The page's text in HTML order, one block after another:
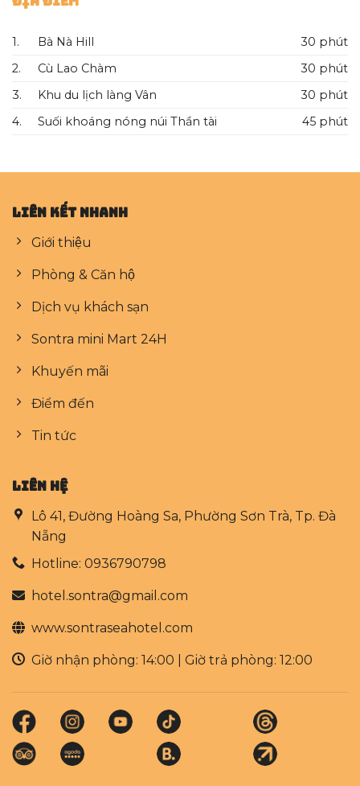
1. Bà Nà Hill
30 phút
2.
Cù Lao Chàm
30 phút
3.
Khu du lịch làng Vân
30 phút
4.
Suối khoáng nóng núi Thần tài 45 phút
Liên kết nhanh
Giới thiệu
Phòng & Căn hộ
Dịch vụ khách sạn
Sontra mini Mart 24H
Khuyến mãi
Điểm đến
Tin tức
LIÊN HỆ
Lô 41, Đường Hoàng Sa, Phường Sơn Trà, Tp. Đà
Nẵng
Hotline: 0936790798
hotel.sontra@gmail.com
www.sontraseahotel.com
Giờ nhận phòng: 14:00 | Giờ trả phòng: 12:00